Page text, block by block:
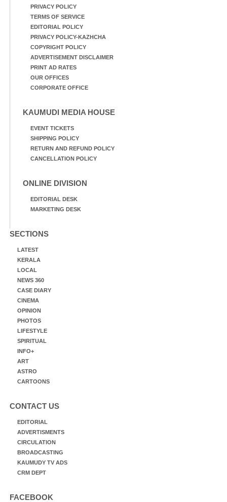
PRIVACY POLICY
TERMS OF SERVICE
EDITORIAL POLICY
PRIVACY POLICY-KAZHCHA
COPYRIGHT POLICY
ADVERTISEMENT DISCLAIMER
PRINT AD RATES
OUR OFFICES
CORPORATE OFFICE
KAUMUDI MEDIA HOUSE
EVENT TICKETS
SHIPPING POLICY
RETURN AND REFUND POLICY
CANCELLATION POLICY
ONLINE DIVISION
EDITORIAL DESK
MARKETING DESK
SECTIONS
LATEST
KERALA
LOCAL
NEWS 360
CASE DIARY
CINEMA
OPINION
PHOTOS
LIFESTYLE
SPIRITUAL
INFO+
ART
ASTRO
CARTOONS
CONTACT US
EDITORIAL
ADVERTISMENTS
CIRCULATION
BROADCASTING
KAUMUDY TV ADS
CRM DEPT
FACEBOOK